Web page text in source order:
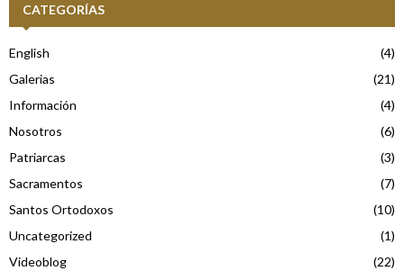
CATEGORÍAS
English
(4)
Galerias
(21)
Información
(4)
Nosotros
(6)
Patriarcas
(3)
Sacramentos
(7)
Santos Ortodoxos
(10)
Uncategorized
(1)
Videoblog
(22)